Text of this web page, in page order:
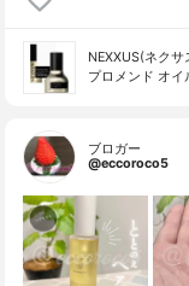
NEXXUS(ネクサ
プロメンド オ
ブロガー
@eccoroco5